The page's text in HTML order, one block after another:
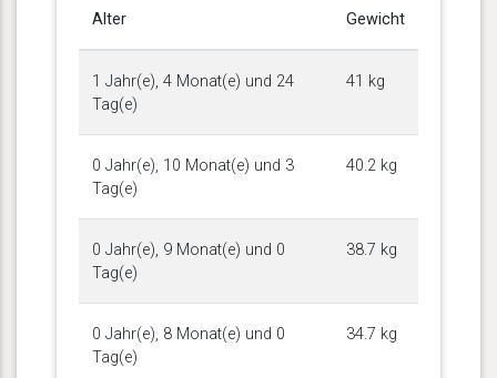
Alter Gewicht
1 Jahr(e), 4 Monat(e) und 24
Tag(e)
41 kg
0 Jahr(e), 10 Monat(e) und 3
Tag(e)
40.2 kg
0 Jahr(e), 9 Monat(e) und 0
Tag(e)
38.7 kg
0 Jahr(e), 8 Monat(e) und 0
Tag(e)
34.7 kg